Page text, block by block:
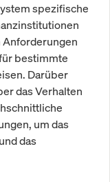
spezifische
bestimmte
Darüber
das Verhalten
um das
das